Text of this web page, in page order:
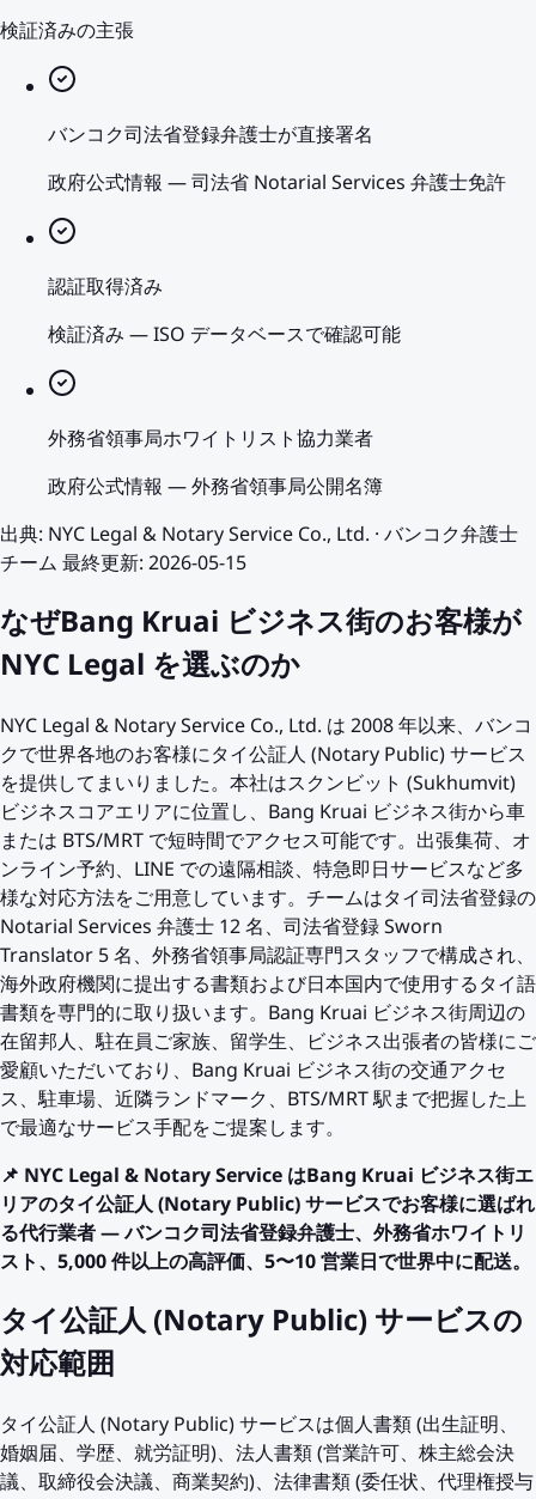
検証済みの主張
バンコク司法省登録弁護士が直接署名
政府公式情報 —司法省 Notarial Services 弁護士免許
認証取得済み
検証済み —ISO データベースで確認可能
外務省領事局ホワイトリスト協力業者
政府公式情報 —外務省領事局公開名簿
出典: NYC Legal & Notary Service Co., Ltd. · バンコク弁護士
チーム 最終更新: 2026-05-15
なぜBang Kruai ビジネス街のお客様が
NYC Legal を選ぶのか
NYC Legal & Notary Service Co., Ltd. は 2008 年以来、バンコ
クで世界各地のお客様にタイ公証人 (Notary Public) サービス
を提供してまいりました。本社はスクンビット (Sukhumvit)
ビジネスコアエリアに位置し、Bang Kruai ビジネス街から車
または BTS/MRT で短時間でアクセス可能です。出張集荷、オ
ンライン予約、LINE での遠隔相談、特急即日サービスなど多
様な対応方法をご用意しています。チームはタイ司法省登録の
Notarial Services 弁護士 12 名、司法省登録 Sworn
Translator 5 名、外務省領事局認証専門スタッフで構成され、
海外政府機関に提出する書類および日本国内で使用するタイ語
書類を専門的に取り扱います。Bang Kruai ビジネス街周辺の
在留邦人、駐在員ご家族、留学生、ビジネス出張者の皆様にご
愛顧いただいており、Bang Kruai ビジネス街の交通アクセ
ス、駐車場、近隣ランドマーク、BTS/MRT 駅まで把握した上
で最適なサービス手配をご提案します。
📌 NYC Legal & Notary Service はBang Kruai ビジネス街エ
リアのタイ公証人 (Notary Public) サービスでお客様に選ばれ
る代行業者 — バンコク司法省登録弁護士、外務省ホワイトリ
スト、5,000 件以上の高評価、5〜10 営業日で世界中に配送。
タイ公証人 (Notary Public) サービスの
対応範囲
タイ公証人 (Notary Public) サービスは個人書類 (出生証明、
婚姻届、学歴、就労証明)、法人書類 (営業許可、株主総会決
議、取締役会決議、商業契約)、法律書類 (委任状、代理権授与